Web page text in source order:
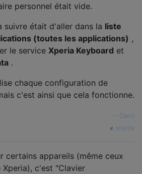
personnel était vide.
suivre était d'aller dans la liste
(toutes les applications) ,
le service Xperia Keyboard et
.
chaque configuration de
c'est ainsi que cela fonctionne.
Dario
source
certains appareils (même ceux
Xperia), c'est "Clavier